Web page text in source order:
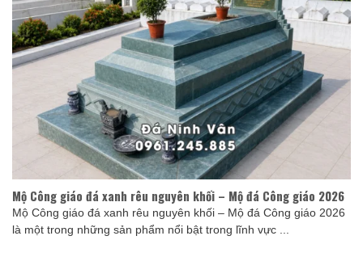
Mộ Công giáo đá xanh rêu nguyên khối – Mộ đá Công giáo 2026
Mộ Công giáo đá xanh rêu nguyên khối – Mộ đá Công giáo 2026
là một trong những sản phẩm nổi bật trong lĩnh vực ...